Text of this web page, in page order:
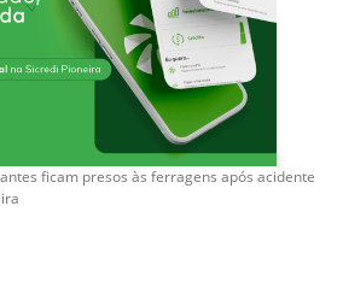
ficam presos às ferragens após acidente